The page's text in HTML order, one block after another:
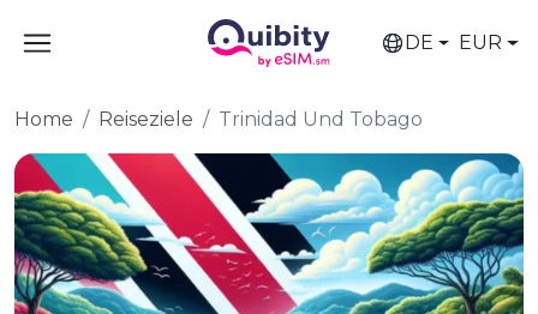
DE EUR
Home Reiseziele Trinidad Und Tobago